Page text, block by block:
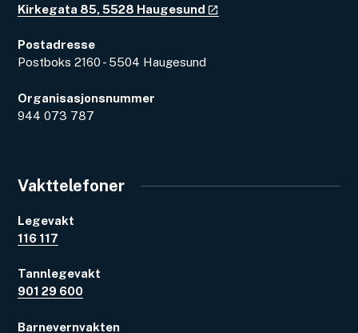
Kirkegata 85, 5528 Haugesund
Postadresse
Postboks 2160 - 5504 Haugesund
Organisasjonsnummer
944 073 787
Vakttelefoner
Legevakt
116 117
Tannlegevakt
901 29 600
Barnevernvakten